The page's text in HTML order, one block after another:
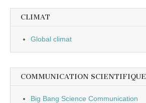
CLIMAT
Global climat
COMMUNICATION SCIENTIFIQUE
Big Bang Science Communication